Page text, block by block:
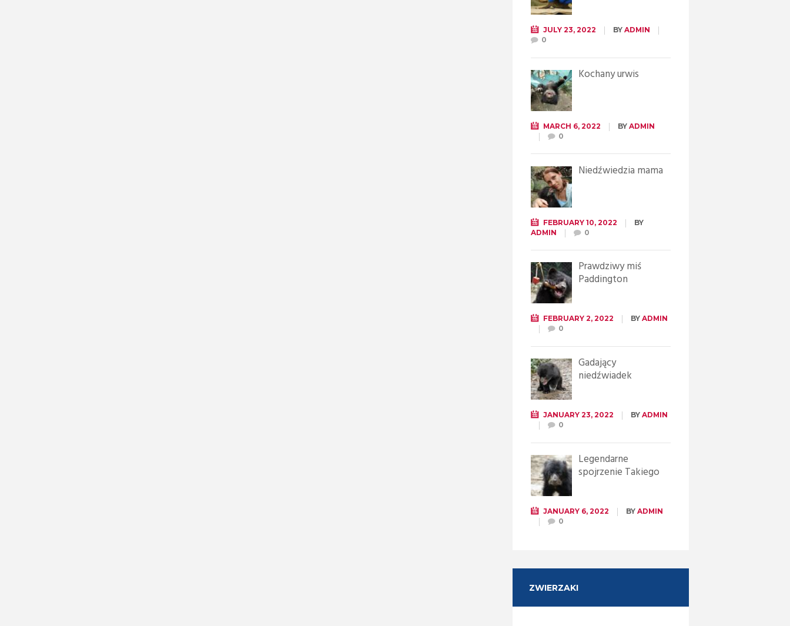
JULY 23, 2022 BY ADMIN
0
Kochany urwis
MARCH 6, 2022 BY ADMIN
0
Niedźwiedzia mama
FEBRUARY 10, 2022
BY
ADMIN
0
Prawdziwy miś
Paddington
FEBRUARY 2, 2022 BY ADMIN
0
Gadający
niedźwiadek
JANUARY 23, 2022 BY ADMIN
0
Legendarne
spojrzenie Takiego
JANUARY 6, 2022 BY ADMIN
0
ZWIERZAKI